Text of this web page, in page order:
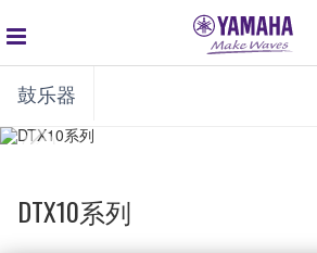
global
navigation
鼓乐器
DTX10系列